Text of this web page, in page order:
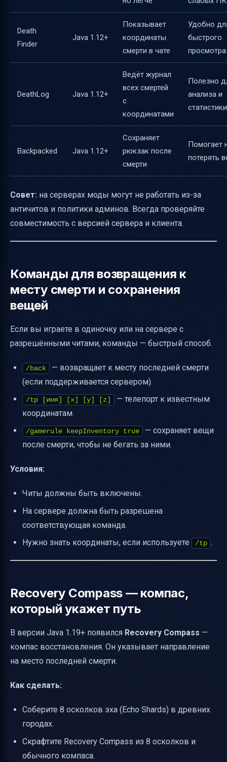
Death
Finder
Java 1.12+
Показывает
координаты
смерти в чате
Удобно
быстрого
просмотра
DeathLog Java 1.12+
Ведёт журнал
всех смертей
с
координатами
Полезно
анализа и
статистики
Backpacked Java 1.12+
Сохраняет
рюкзак после
смерти
Помогает
потерять
Совет: на серверах моды могут не работать из-за
античитов и политики админов. Всегда проверяйте
совместимость с версией сервера и клиента.
Команды для возвращения к
месту смерти и сохранения
вещей
Если вы играете в одиночку или на сервере с
разрешёнными читами, команды — быстрый способ.
/back
— возвращает к месту последней смерти
(если поддерживается сервером).
/tp [имя] [x] [y] [z]
— телепорт к известным
координатам.
/gamerule keepInventory true
— сохраняет вещи
после смерти, чтобы не бегать за ними.
Условия:
Читы должны быть включены.
На сервере должна быть разрешена
соответствующая команда.
Нужно знать координаты, если используете
/tp .
Recovery Compass — компас,
который укажет путь
В версии Java 1.19+ появился Recovery Compass —
компас восстановления. Он указывает направление
на место последней смерти.
Как сделать:
Соберите 8 осколков эха (Echo Shards) в древних
городах.
Скрафтите Recovery Compass из 8 осколков и
обычного компаса.